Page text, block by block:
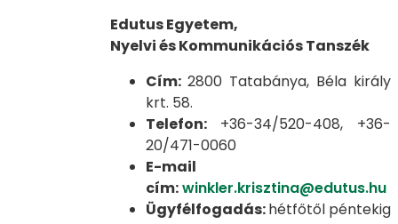
Edutus Egyetem,
Nyelvi és Kommunikációs Tanszék
Cím: 2800 Tatabánya, Béla király
krt. 58.
Telefon: +36-34/520-408, +36-
20/471-0060
E-mail
cím:winkler.krisztina@edutus.hu
Ügyfélfogadás:hétfőtől péntekig